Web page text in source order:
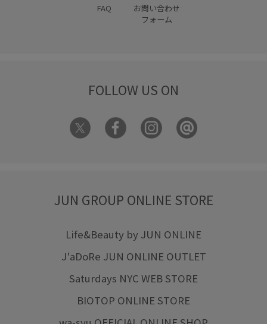
FAQ
お問い合わせ
フォーム
FOLLOW US ON
JUN GROUP ONLINE STORE
Life&Beauty by JUN ONLINE
J'aDoRe JUN ONLINE OUTLET
Saturdays NYC WEB STORE
BIOTOP ONLINE STORE